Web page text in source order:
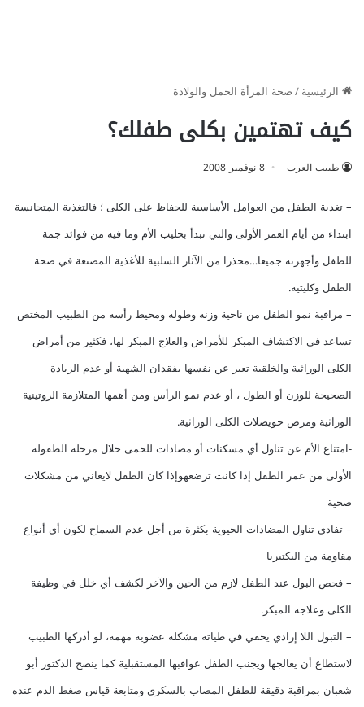
الرئيسية/صحة المرأة الحمل والولادة
كيف تهتمين بكلى طفلك؟
طبيب العرب 8 نوفمبر 2008
– تغذية الطفل من العوامل الأساسية للحفاظ على الكلى ؛ فالتغذية المتجانسة
ابتداء من أيام العمر الأولى والتي تبدأ بحليب الأم وما فيه من فوائد جمة
للطفل وأجهزته جميعا…محذرا من الآثار السلبية للأغذية المصنعة في صحة
الطفل وكليتيه.
– مراقبة نمو الطفل من ناحية وزنه وطوله ومحيط رأسه من الطبيب المختص
تساعد في الاكتشاف المبكر للأمراض والعلاج المبكر لها، فكثير من أمراض
الكلى الوراثية والخلقية تعبر عن نفسها بفقدان الشهية أو عدم الزيادة
الصحيحة للوزن أو الطول ، أو عدم نمو الرأس ومن أهمها المتلازمة الروتينية
الوراثية ومرض حويصلات الكلى الوراثية.
-امتناع الأم عن تناول أي مسكنات أو مضادات للحمى خلال مرحلة الطفولة
الأولى من عمر الطفل إذا كانت ترضعهوإذا كان الطفل لايعاني من مشكلات
صحية
– تفادي تناول المضادات الحيوية بكثرة من أجل عدم السماح لكون أي أنواع
مقاومة من البكتيريا
– فحص البول عند الطفل لازم من الحين والآخر لكشف أي خلل في وظيفة
الكلى وعلاجه المبكر.
– التبول اللا إرادي يخفي في طياته مشكلة عضوية مهمة، لو أدركها الطبيب
لاستطاع أن يعالجها ويجنب الطفل عواقبها المستقبلية كما ينصح الدكتور أبو
شعبان بمراقبة دقيقة للطفل المصاب بالسكري ومتابعة قياس ضغط الدم عنده